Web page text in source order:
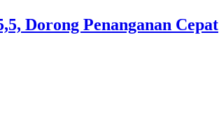
Dorong Penanganan Cepat